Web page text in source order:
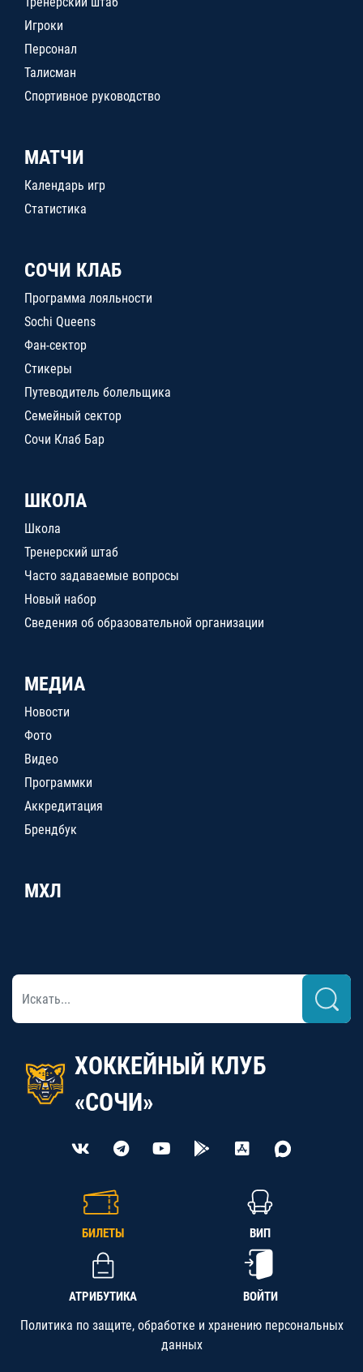
Игроки
Персонал
Талисман
Спортивное руководство
МАТЧИ
Календарь игр
Статистика
СОЧИ КЛАБ
Программа лояльности
Sochi Queens
Фан-сектор
Стикеры
Путеводитель болельщика
Семейный сектор
Сочи Клаб Бар
ШКОЛА
Школа
Тренерский штаб
Часто задаваемые вопросы
Новый набор
Сведения об образовательной организации
МЕДИА
Новости
Фото
Видео
Программки
Аккредитация
Брендбук
МХЛ
ХОККЕЙНЫЙ КЛУБ
«СОЧИ»
БИЛЕТЫ ВИП
АТРИБУТИКА ВОЙТИ
Политика по защите, обработке и хранению персональных
данных